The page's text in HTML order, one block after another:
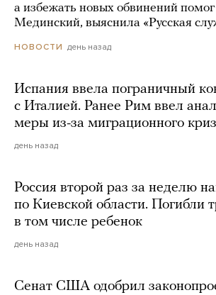
а избежать новых обвинений
Мединский, выяснила «Русская
НОВОСТИ день назад
Испания ввела пограничный
с Италией. Ранее Рим ввел
меры из-за миграционного
день назад
Россия второй раз за неделю
по Киевской области. Погибли
в том числе ребенок
день назад
Сенат США одобрил